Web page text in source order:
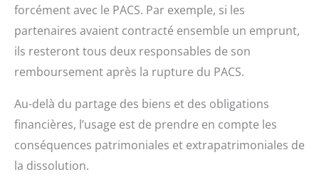
forcément avec le PACS. Par exemple, si les
partenaires avaient contracté ensemble un emprunt,
ils resteront tous deux responsables de son
remboursement après la rupture du PACS.
Au-delà du partage des biens et des obligations
financières, l’usage est de prendre en compte les
conséquences patrimoniales et extrapatrimoniales de
la dissolution.